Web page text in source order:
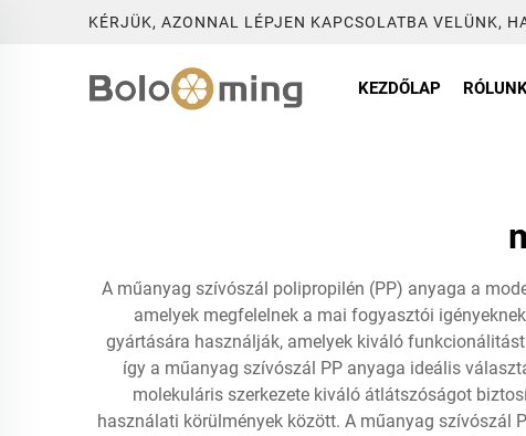
KÉRJÜK, AZONNAL LÉPJEN KAPCSOLATBA VELÜNK,
KEZDŐLAP
A műanyag szívószál polipropilén (PP) anyaga a
amelyek megfelelnek a mai fogyasztói
gyártására használják, amelyek kiváló
így a műanyag szívószál PP anyaga ideális
molekuláris szerkezete kiváló átlátszóságot
használati körülmények között. A műanyag szívószál